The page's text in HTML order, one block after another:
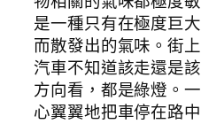
是一種只有在極度巨
而散發出的氣味。街
汽車不知道該走還是
方向看，都是綠燈。
心翼翼地把車停在路